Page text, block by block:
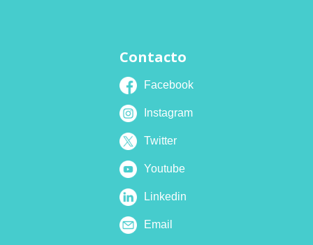
Contacto
Facebook
Instagram
Twitter
Youtube
Linkedin
Email